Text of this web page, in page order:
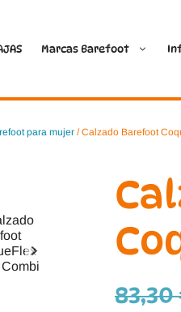
Marcas Barefoot
Batilas
para mujer / Calzado Barefoot
83,30